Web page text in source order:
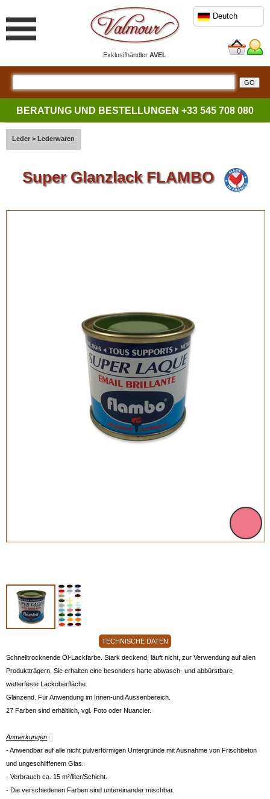
ExklusifhändlerAVEL
Deutch
0
BERATUNG UND BESTELLUNGEN +33 545 708 080
Leder > Lederwaren
Super Glanzlack FLAMBO
TECHNISCHE DATEN
Schnelltrocknende Öl-Lackfarbe. Stark deckend, läuft nicht, zur Verwendung auf allen
Produktträgern. Sie erhalten eine besonders harte abwasch- und abbürstbare
wetterfeste Lackoberfläche.
Glänzend. Für Anwendung im Innen-und Aussenbereich.
27 Farben sind erhältlich, vgl. Foto oder Nuancier.
Anmerkungen :
- Anwendbar auf alle nicht pulverförmigen Untergründe mit Ausnahme von Frischbeton
und ungeschliffenem Glas.
- Verbrauch ca. 15 m²/liter/Schicht.
- Die verschiedenen Farben sind untereinander mischbar.